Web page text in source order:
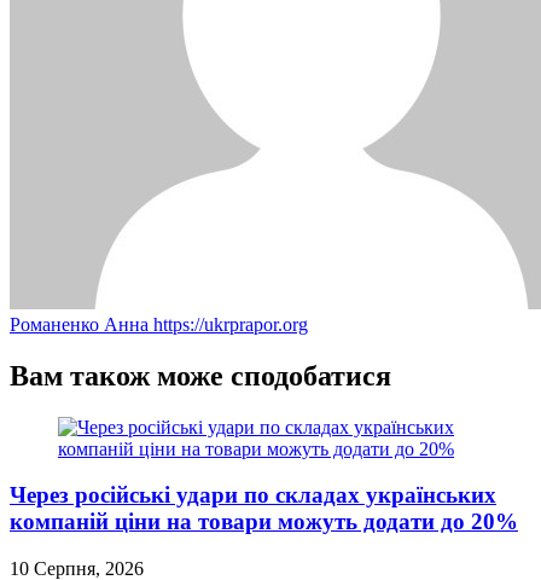
Романенко Анна https://ukrprapor.org
Вам також може сподобатися
Через російські удари по складах українських
компаній ціни на товари можуть додати до 20%
10 Серпня, 2026